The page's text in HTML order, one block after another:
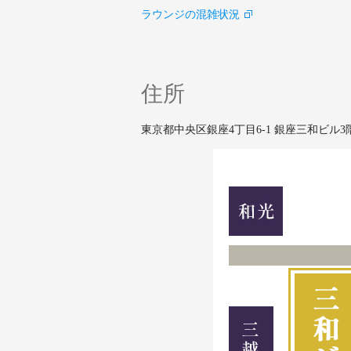
ラウンジの混雑状況
住所
東京都中央区銀座4丁目6-1 銀座三和ビル3